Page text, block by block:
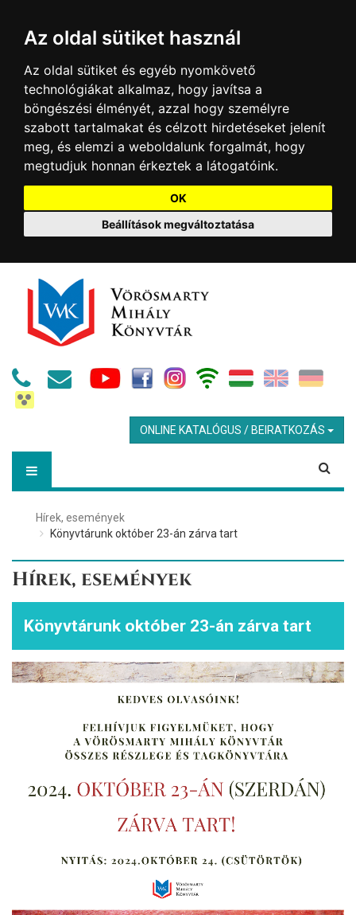
Az oldal sütiket használ
Az oldal sütiket és egyéb nyomkövető
technológiákat alkalmaz, hogy javítsa a
böngészési élményét, azzal hogy személyre
szabott tartalmakat és célzott hirdetéseket jelenít
meg, és elemzi a weboldalunk forgalmát, hogy
megtudjuk honnan érkeztek a látogatóink.
OK
Beállítások megváltoztatása
ONLINE KATALÓGUS / BEIRATKOZÁS
Hírek, események
Könyvtárunk október 23-án zárva tart
Hírek, események
Könyvtárunk október 23-án zárva tart